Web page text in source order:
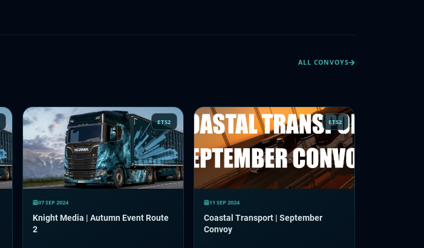
ALL CONVOYS
ETS2
07 SEP 2024
Knight Media | Autumn Event Route
2
ETS2
11 SEP 2024
Coastal Transport | September
Convoy